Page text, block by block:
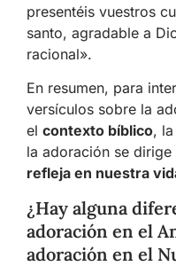
presentéis vuestros
santo, agradable a
racional».
En resumen, para
versículos sobre la
el contexto bíblico, la
la adoración se dirige
refleja en nuestra
¿Hay alguna
adoración en el
adoración en el